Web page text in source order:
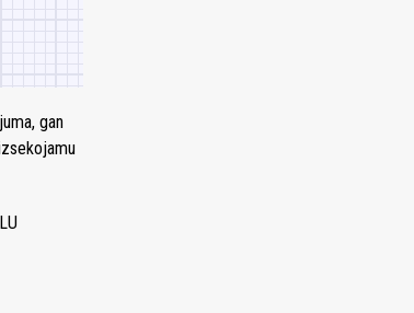
gan